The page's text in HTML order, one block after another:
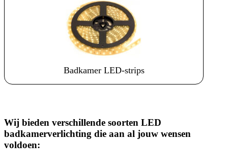
Badkamer LED-strips
Wij bieden verschillende soorten LED
badkamerverlichting die aan al jouw wensen
voldoen: